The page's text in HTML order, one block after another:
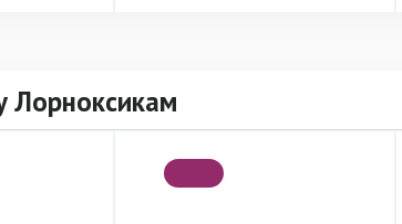
Лорноксикам